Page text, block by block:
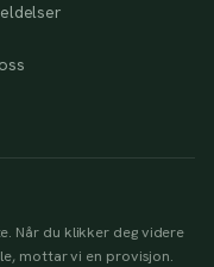
Når du klikker deg videre
mottar vi en provisjon.